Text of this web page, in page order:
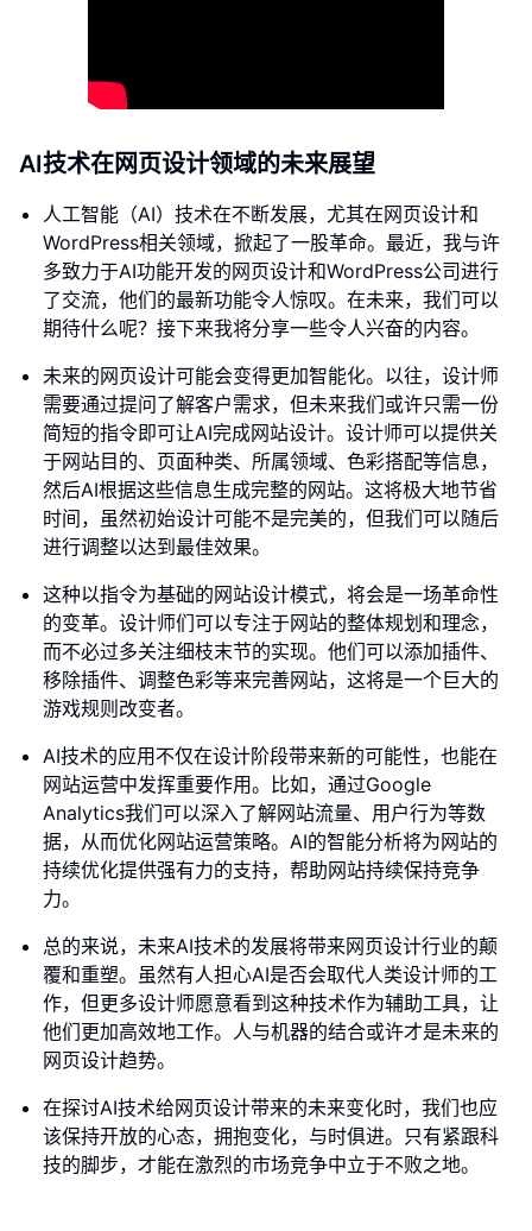
AI技术在网页设计领域的未来展望
人工智能（AI）技术在不断发展，尤其在网页设计和
WordPress相关领域，掀起了一股革命。最近，我与许
多致力于AI功能开发的网页设计和WordPress公司进行
了交流，他们的最新功能令人惊叹。在未来，我们可以
期待什么呢？接下来我将分享一些令人兴奋的内容。
未来的网页设计可能会变得更加智能化。以往，设计师
需要通过提问了解客户需求，但未来我们或许只需一份
简短的指令即可让AI完成网站设计。设计师可以提供关
于网站目的、页面种类、所属领域、色彩搭配等信息，
然后AI根据这些信息生成完整的网站。这将极大地节省
时间，虽然初始设计可能不是完美的，但我们可以随后
进行调整以达到最佳效果。
这种以指令为基础的网站设计模式，将会是一场革命性
的变革。设计师们可以专注于网站的整体规划和理念，
而不必过多关注细枝末节的实现。他们可以添加插件、
移除插件、调整色彩等来完善网站，这将是一个巨大的
游戏规则改变者。
AI技术的应用不仅在设计阶段带来新的可能性，也能在
网站运营中发挥重要作用。比如，通过Google
Analytics我们可以深入了解网站流量、用户行为等数
据，从而优化网站运营策略。AI的智能分析将为网站的
持续优化提供强有力的支持，帮助网站持续保持竞争
力。
总的来说，未来AI技术的发展将带来网页设计行业的颠
覆和重塑。虽然有人担心AI是否会取代人类设计师的工
作，但更多设计师愿意看到这种技术作为辅助工具，让
他们更加高效地工作。人与机器的结合或许才是未来的
网页设计趋势。
在探讨AI技术给网页设计带来的未来变化时，我们也应
该保持开放的心态，拥抱变化，与时俱进。只有紧跟科
技的脚步，才能在激烈的市场竞争中立于不败之地。